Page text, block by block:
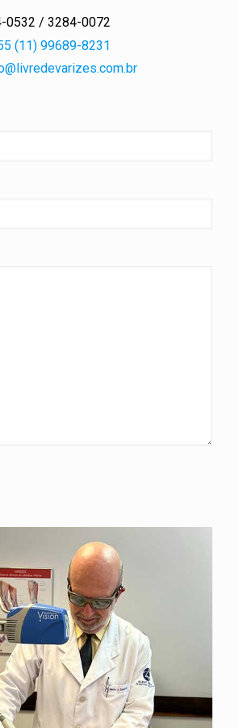
0532 / 3284-0072
(11) 99689-8231